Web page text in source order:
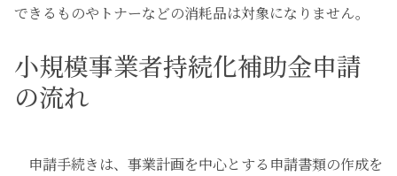
できるものやトナーなどの消耗品は対象になりません。
小規模事業者持続化補助金申請
の流れ
申請手続きは、事業計画を中心とする申請書類の作成を